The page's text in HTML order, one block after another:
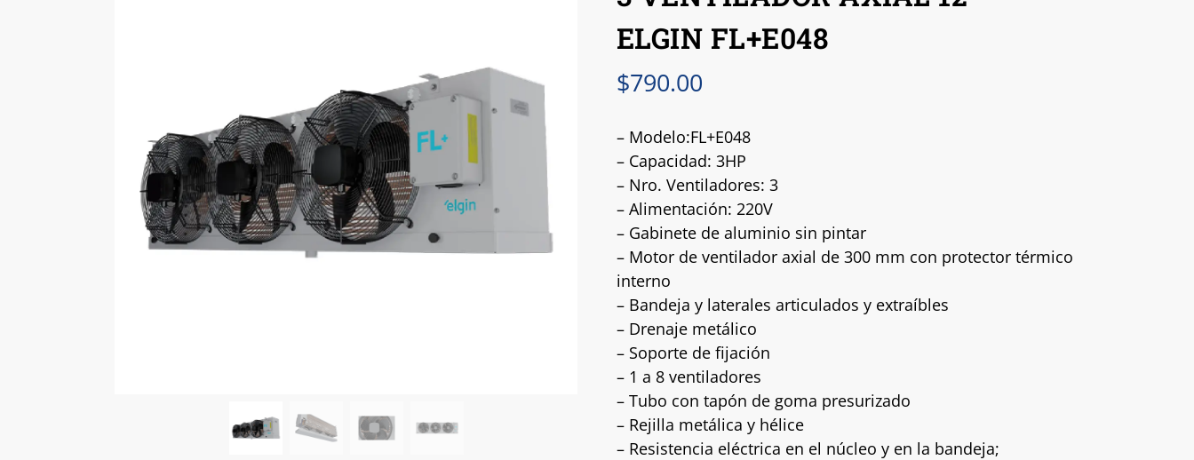
ELGIN FL+E048
$790.00
– Modelo:FL+E048
– Capacidad: 3HP
– Nro. Ventiladores: 3
– Alimentación: 220V
– Gabinete de aluminio sin pintar
– Motor de ventilador axial de 300 mm con protector térmico
interno
– Bandeja y laterales articulados y extraíbles
– Drenaje metálico
– Soporte de fijación
– 1 a 8 ventiladores
– Tubo con tapón de goma presurizado
– Rejilla metálica y hélice
– Resistencia eléctrica en el núcleo y en la bandeja;